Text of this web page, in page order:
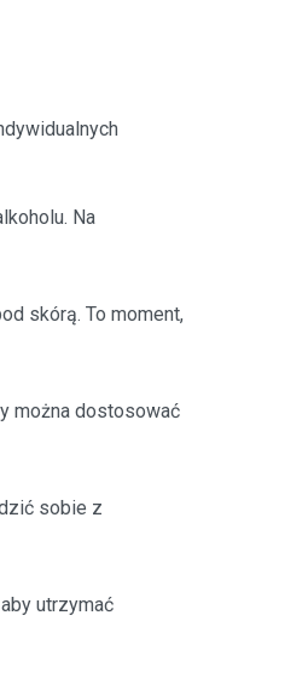
Na
skórą. To moment,
można dostosować
sobie z
utrzymać